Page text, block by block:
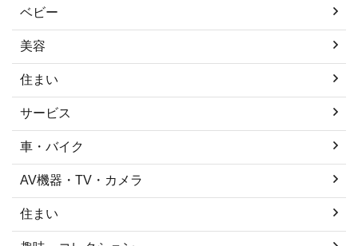
ベビー
美容
住まい
サービス
車・バイク
AV機器・TV・カメラ
住まい